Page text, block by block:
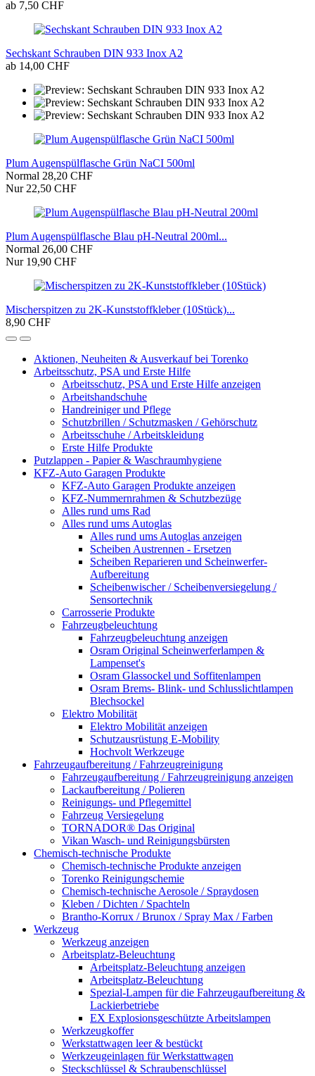
ab 7,50 CHF
Sechskant Schrauben DIN 933 Inox A2
ab 14,00 CHF
Plum Augenspülflasche Grün NaCI 500ml
Normal 28,20 CHF
Nur 22,50 CHF
Plum Augenspülflasche Blau pH-Neutral 200ml...
Normal 26,00 CHF
Nur 19,90 CHF
Mischerspitzen zu 2K-Kunststoffkleber (10Stück)...
8,90 CHF
Aktionen, Neuheiten & Ausverkauf bei Torenko
Arbeitsschutz, PSA und Erste Hilfe
Arbeitsschutz, PSA und Erste Hilfe anzeigen
Arbeitshandschuhe
Handreiniger und Pflege
Schutzbrillen / Schutzmasken / Gehörschutz
Arbeitsschuhe / Arbeitskleidung
Erste Hilfe Produkte
Putzlappen - Papier & Waschraumhygiene
KFZ-Auto Garagen Produkte
KFZ-Auto Garagen Produkte anzeigen
KFZ-Nummernrahmen & Schutzbezüge
Alles rund ums Rad
Alles rund ums Autoglas
Alles rund ums Autoglas anzeigen
Scheiben Austrennen - Ersetzen
Scheiben Reparieren und Scheinwerfer-
Aufbereitung
Scheibenwischer / Scheibenversiegelung /
Sensortechnik
Carrosserie Produkte
Fahrzeugbeleuchtung
Fahrzeugbeleuchtung anzeigen
Osram Original Scheinwerferlampen &
Lampenset's
Osram Glassockel und Soffitenlampen
Osram Brems- Blink- und Schlusslichtlampen
Blechsockel
Elektro Mobilität
Elektro Mobilität anzeigen
Schutzausrüstung E-Mobility
Hochvolt Werkzeuge
Fahrzeugaufbereitung / Fahrzeugreinigung
Fahrzeugaufbereitung / Fahrzeugreinigung anzeigen
Lackaufbereitung / Polieren
Reinigungs- und Pflegemittel
Fahrzeug Versiegelung
TORNADOR® Das Original
Vikan Wasch- und Reinigungsbürsten
Chemisch-technische Produkte
Chemisch-technische Produkte anzeigen
Torenko Reinigungschemie
Chemisch-technische Aerosole / Spraydosen
Kleben / Dichten / Spachteln
Brantho-Korrux / Brunox / Spray Max / Farben
Werkzeug
Werkzeug anzeigen
Arbeitsplatz-Beleuchtung
Arbeitsplatz-Beleuchtung anzeigen
Arbeitsplatz-Beleuchtung
Spezial-Lampen für die Fahrzeugaufbereitung &
Lackierbetriebe
EX Explosionsgeschützte Arbeitslampen
Werkzeugkoffer
Werkstattwagen leer & bestückt
Werkzeugeinlagen für Werkstattwagen
Steckschlüssel & Schraubenschlüssel